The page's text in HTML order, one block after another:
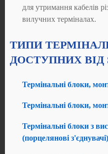
для утримання кабелів
вилучних терміналах.
ТИПИ
ДОСТУПНИХ ВІД
Термінальні блоки,
Термінальні блоки,
Термінальні блоки з
(порцелянові з'єднувачі)